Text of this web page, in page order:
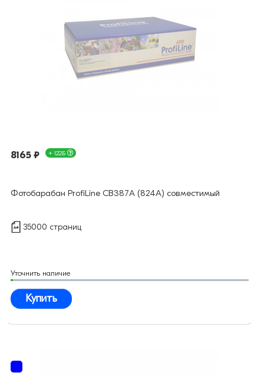
8165 ₽ + 122Б
Фотобарабан ProfiLine CB387A (824A) совместимый
35000 страниц
Уточнить наличие
Купить